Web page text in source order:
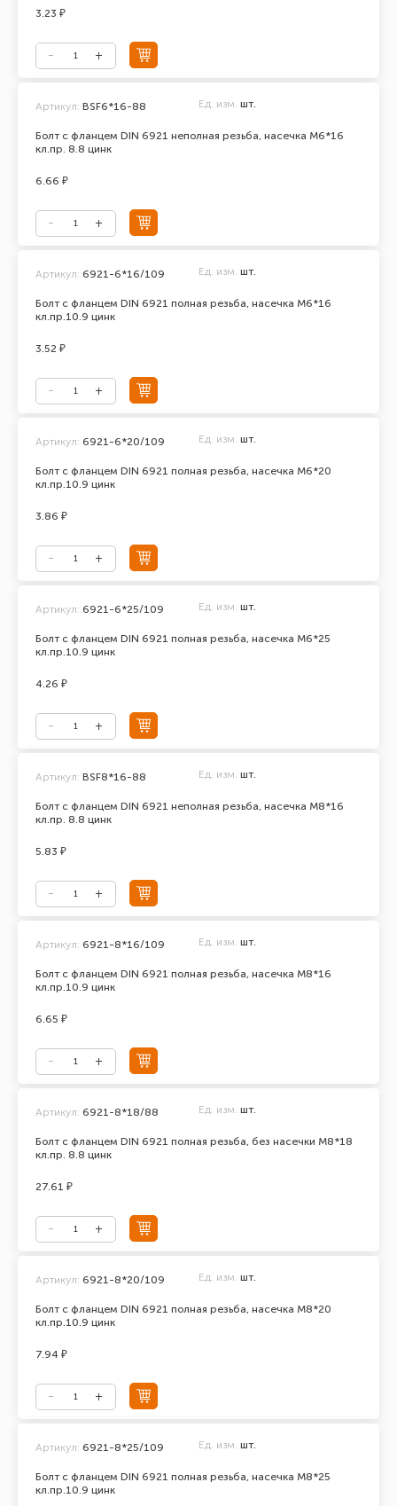
3.23 ₽
Болт с фланцем DIN 6921 неполная резьба, насечка М6*16
кл.пр. 8.8 цинк
Артикул: BSF6*16-88 Ед. изм. шт.
6.66 ₽
Болт с фланцем DIN 6921 полная резьба, насечка М6*16
кл.пр.10.9 цинк
Артикул: 6921-6*16/109 Ед. изм. шт.
3.52 ₽
Болт с фланцем DIN 6921 полная резьба, насечка М6*20
кл.пр.10.9 цинк
Артикул: 6921-6*20/109 Ед. изм. шт.
3.86 ₽
Болт с фланцем DIN 6921 полная резьба, насечка М6*25
кл.пр.10.9 цинк
Артикул: 6921-6*25/109 Ед. изм. шт.
4.26 ₽
Болт с фланцем DIN 6921 неполная резьба, насечка М8*16
кл.пр. 8.8 цинк
Артикул: BSF8*16-88 Ед. изм. шт.
5.83 ₽
Болт с фланцем DIN 6921 полная резьба, насечка М8*16
кл.пр.10.9 цинк
Артикул: 6921-8*16/109 Ед. изм. шт.
6.65 ₽
Болт с фланцем DIN 6921 полная резьба, без насечки М8*18
кл.пр. 8.8 цинк
Артикул: 6921-8*18/88 Ед. изм. шт.
27.61 ₽
Болт с фланцем DIN 6921 полная резьба, насечка М8*20
кл.пр.10.9 цинк
Артикул: 6921-8*20/109 Ед. изм. шт.
7.94 ₽
Болт с фланцем DIN 6921 полная резьба, насечка М8*25
кл.пр.10.9 цинк
Артикул: 6921-8*25/109 Ед. изм. шт.